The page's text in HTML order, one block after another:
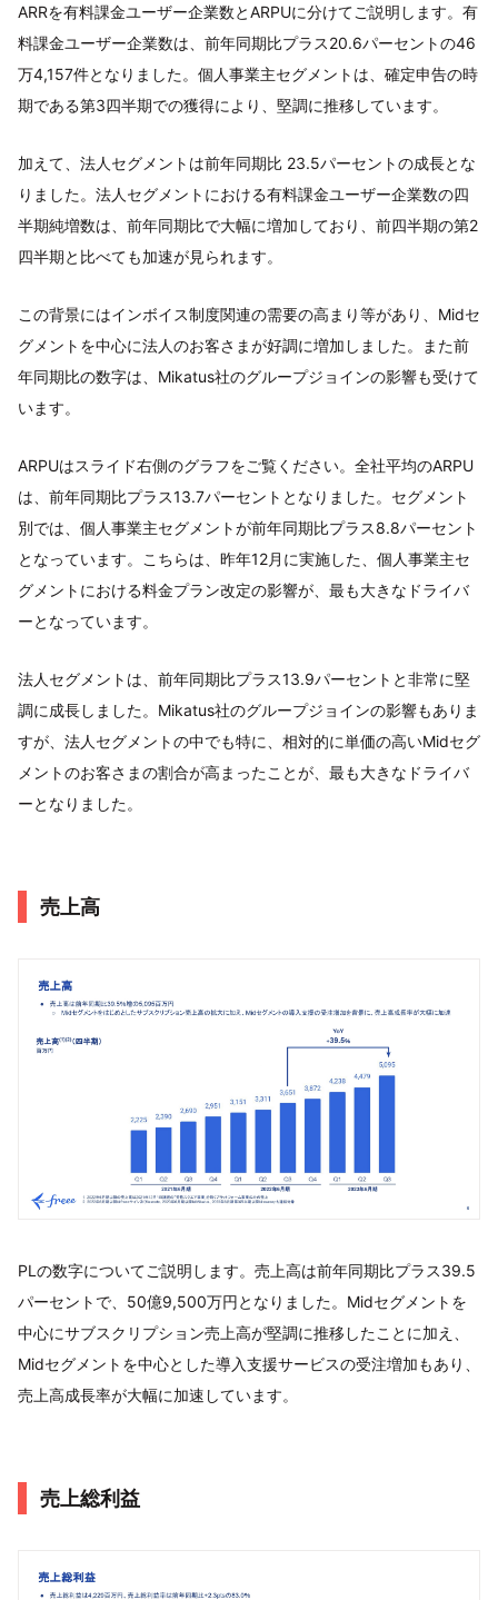
ARRを有料課金ユーザー企業数とARPUに分けてご説明します。有
料課金ユーザー企業数は、前年同期比プラス20.6パーセントの46
万4,157件となりました。個人事業主セグメントは、確定申告の時
期である第3四半期での獲得により、堅調に推移しています。
加えて、法人セグメントは前年同期比 23.5パーセントの成長とな
りました。法人セグメントにおける有料課金ユーザー企業数の四
半期純増数は、前年同期比で大幅に増加しており、前四半期の第2
四半期と比べても加速が見られます。
この背景にはインボイス制度関連の需要の高まり等があり、Midセ
グメントを中心に法人のお客さまが好調に増加しました。また前
年同期比の数字は、Mikatus社のグループジョインの影響も受けて
います。
ARPUはスライド右側のグラフをご覧ください。全社平均のARPU
は、前年同期比プラス13.7パーセントとなりました。セグメント
別では、個人事業主セグメントが前年同期比プラス8.8パーセント
となっています。こちらは、昨年12月に実施した、個人事業主セ
グメントにおける料金プラン改定の影響が、最も大きなドライバ
ーとなっています。
法人セグメントは、前年同期比プラス13.9パーセントと非常に堅
調に成長しました。Mikatus社のグループジョインの影響もありま
すが、法人セグメントの中でも特に、相対的に単価の高いMidセグ
メントのお客さまの割合が高まったことが、最も大きなドライバ
ーとなりました。
売上高
PLの数字についてご説明します。売上高は前年同期比プラス39.5
パーセントで、50億9,500万円となりました。Midセグメントを
中心にサブスクリプション売上高が堅調に推移したことに加え、
Midセグメントを中心とした導入支援サービスの受注増加もあり、
売上高成長率が大幅に加速しています。
売上総利益